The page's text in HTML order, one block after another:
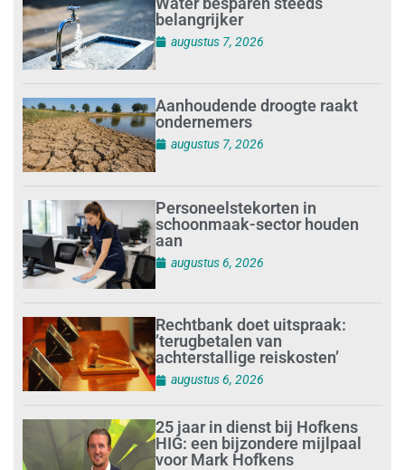
belangrijker
augustus 7, 2026
Aanhoudende droogte raakt
ondernemers
augustus 7, 2026
Personeelstekorten in
schoonmaak-sector houden
aan
augustus 6, 2026
Rechtbank doet uitspraak:
’terugbetalen van
achterstallige reiskosten’
augustus 6, 2026
25 jaar in dienst bij Hofkens
HIG: een bijzondere mijlpaal
voor Mark Hofkens